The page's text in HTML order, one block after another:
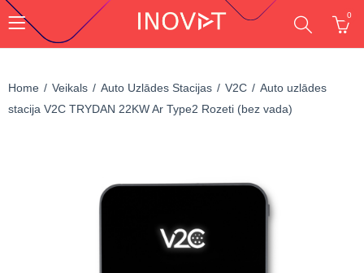
0
Home Veikals Auto Uzlādes Stacijas V2C
Auto uzlādes
stacija V2C TRYDAN 22KW Ar Type2 Rozeti (bez vada)